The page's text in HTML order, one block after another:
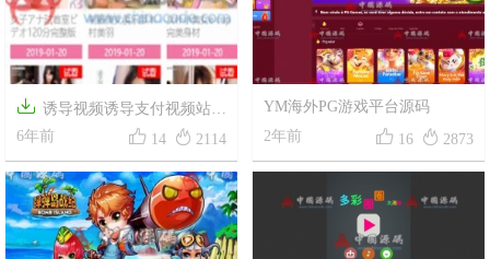
 诱导视频诱导支付视频站完
整H5网站源码20秒后要求付费
观看+视频数据
6年前  14  2114
YM海外PG游戏平台源码
2年前
 16  2873